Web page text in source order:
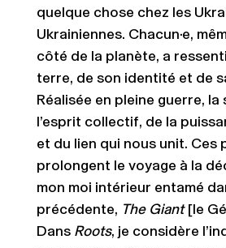
quelque chose chez les
Ukrainiennes. Chacun·e,
côté de la planète, a
terre, de son identité et de
Réalisée en pleine guerre,
l’esprit collectif, de la
et du lien qui nous unit. Ces
prolongent le voyage à la
mon moi intérieur entamé
précédente, The Giant[le
Dans Roots, je considère